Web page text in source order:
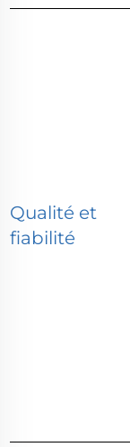
Qualité et
fiabilité